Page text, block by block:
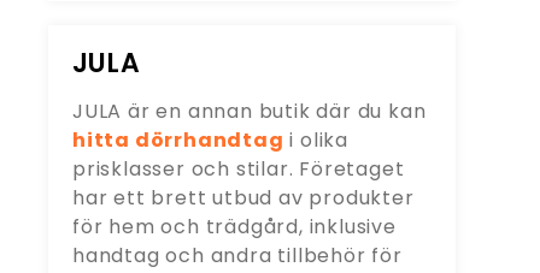
JULA
JULA är en annan butik där du kan
hitta dörrhandtag i olika
prisklasser och stilar. Företaget
har ett brett utbud av produkter
för hem och trädgård, inklusive
handtag och andra tillbehör för